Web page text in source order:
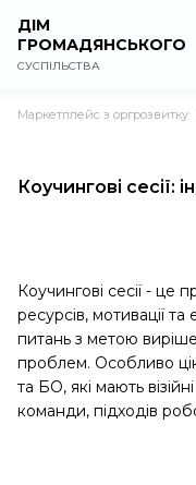
ДІМ
ГРОМАДЯНСЬКОГО
СУСПІЛЬСТВА
Маркетплейс з оргрозвитку
Коучингові сесії:
Коучингові сесії - це
ресурсів, мотивації
питань з метою
проблем. Особливо
та БО, які мають
команди, підходів